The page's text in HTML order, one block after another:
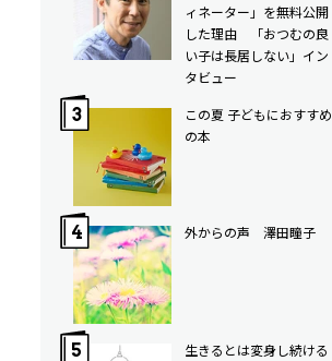
ィネーター」を無料公開
した理由 「おつむの良
い子は長居しない」イン
タビュー
この夏 子どもにおすすめ
の本
外からの声 澤田瞳子
生きるとは変身し続ける